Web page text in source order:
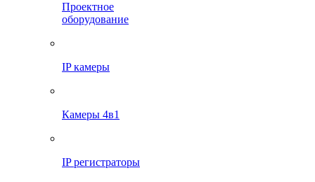
Проектное
оборудование
IP камеры
Камеры 4в1
IP регистраторы